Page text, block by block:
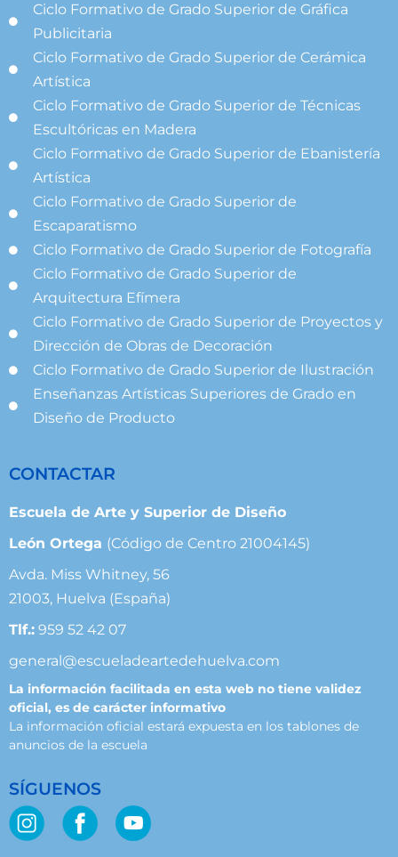
Ciclo Formativo de Grado Superior de Gráfica
Publicitaria
Ciclo Formativo de Grado Superior de Cerámica
Artística
Ciclo Formativo de Grado Superior de Técnicas
Escultóricas en Madera
Ciclo Formativo de Grado Superior de Ebanistería
Artística
Ciclo Formativo de Grado Superior de
Escaparatismo
Ciclo Formativo de Grado Superior de Fotografía
Ciclo Formativo de Grado Superior de
Arquitectura Efímera
Ciclo Formativo de Grado Superior de Proyectos y
Dirección de Obras de Decoración
Ciclo Formativo de Grado Superior de Ilustración
Enseñanzas Artísticas Superiores de Grado en
Diseño de Producto
CONTACTAR
Escuela de Arte y Superior de Diseño
León Ortega (Código de Centro 21004145)
Avda. Miss Whitney, 56
21003, Huelva (España)
Tlf.: 959 52 42 07
general@escueladeartedehuelva.com
La información facilitada en esta web no tiene validez
oficial, es de carácter informativo
La información oficial estará expuesta en los tablones de
anuncios de la escuela
SÍGUENOS